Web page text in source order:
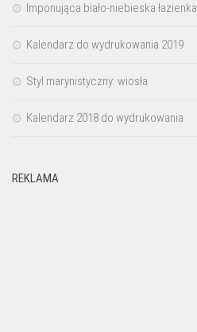
Imponująca biało-niebieska łazienka
Kalendarz do wydrukowania 2019
Styl marynistyczny: wiosła
Kalendarz 2018 do wydrukowania
REKLAMA